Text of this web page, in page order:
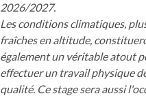
2026/2027.
Les conditions climatiques,
fraîches en altitude,
également un véritable atout
effectuer un travail physique
qualité. Ce stage sera aussi